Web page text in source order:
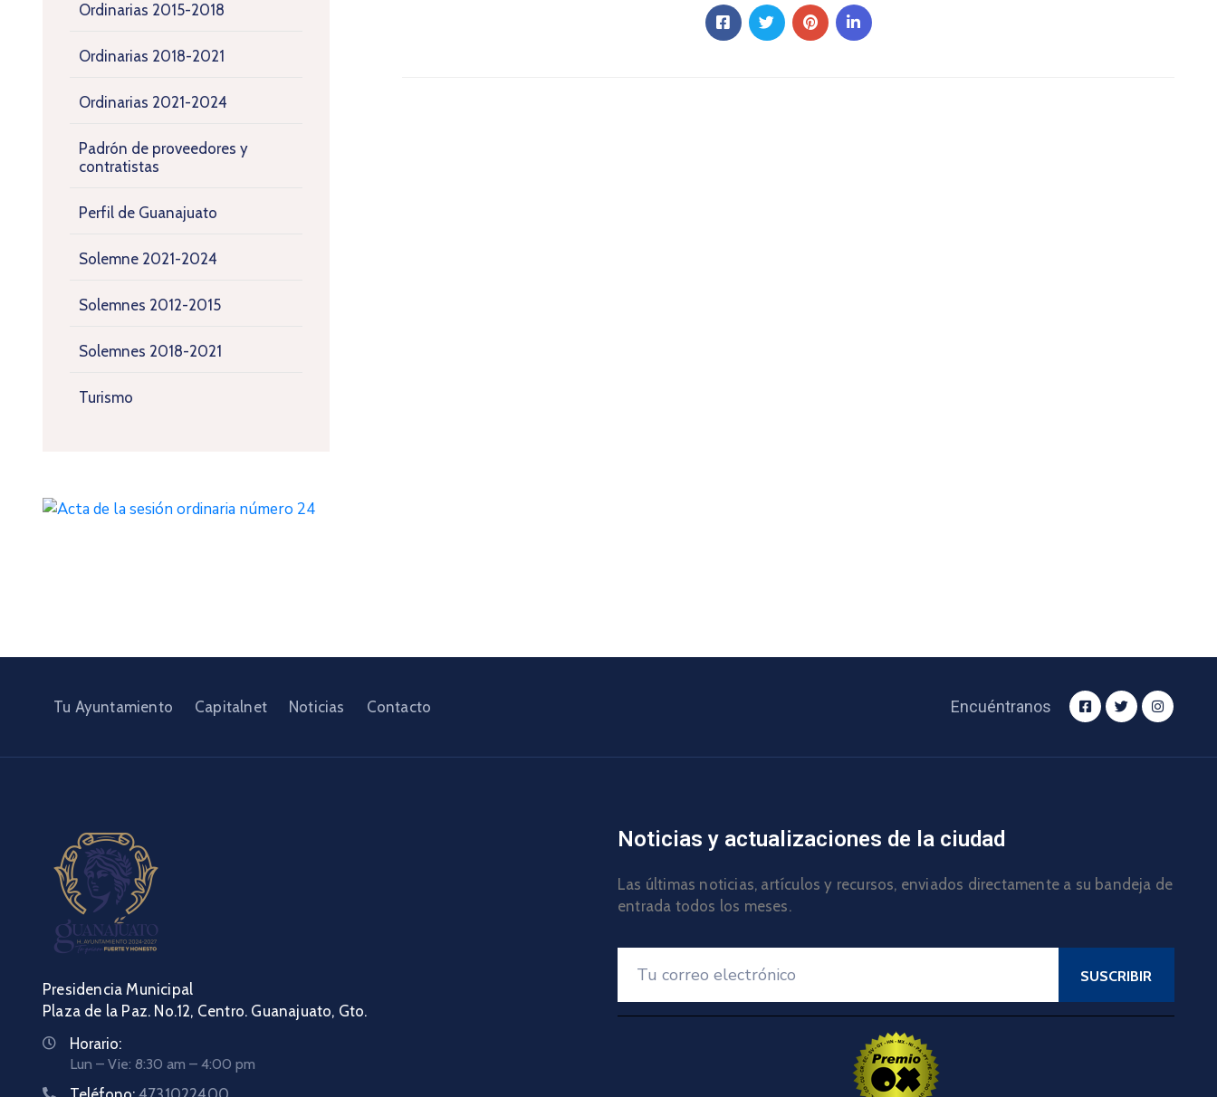
Ordinarias 2015-2018
Ordinarias 2018-2021
Ordinarias 2021-2024
Padrón de proveedores y
contratistas
Perfil de Guanajuato
Solemne 2021-2024
Solemnes 2012-2015
Solemnes 2018-2021
Turismo
Tu Ayuntamiento Capitalnet Noticias Contacto Encuéntranos
Presidencia Municipal
Plaza de la Paz. No.12, Centro. Guanajuato, Gto.
Horario:
Lun – Vie: 8:30 am – 4:00 pm
Noticias y actualizaciones de la ciudad
Las últimas noticias, artículos y recursos, enviados directamente a su bandeja de
entrada todos los meses.